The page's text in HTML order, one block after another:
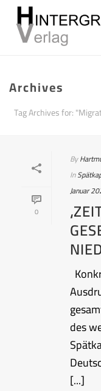
Archives
Tag Archives for:
0
By
In
Januar
des
[...]